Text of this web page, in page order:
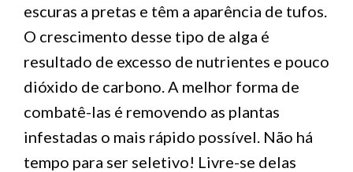
escuras a pretas e têm a aparência de tufos.
O crescimento desse tipo de alga é
resultado de excesso de nutrientes e pouco
dióxido de carbono. A melhor forma de
combatê-las é removendo as plantas
infestadas o mais rápido possível. Não há
tempo para ser seletivo! Livre-se delas